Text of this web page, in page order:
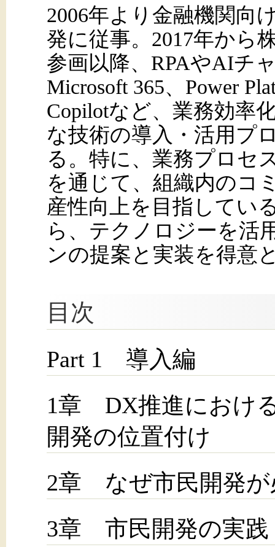
2006年より金融機関向
発に従事。2017年から
参画以降、RPAやAIチ
Microsoft 365、Power
Copilotなど、業務効率
な技術の導入・活用プ
る。特に、業務プロセ
を通じて、組織内のコ
産性向上を目指してい
ら、テクノロジーを活
ンの提案と実装を得意
目次
Part 1 導入編
1章 DX推進におけ
開発の位置付け
2章 なぜ市民開発が
3章 市民開発の実践